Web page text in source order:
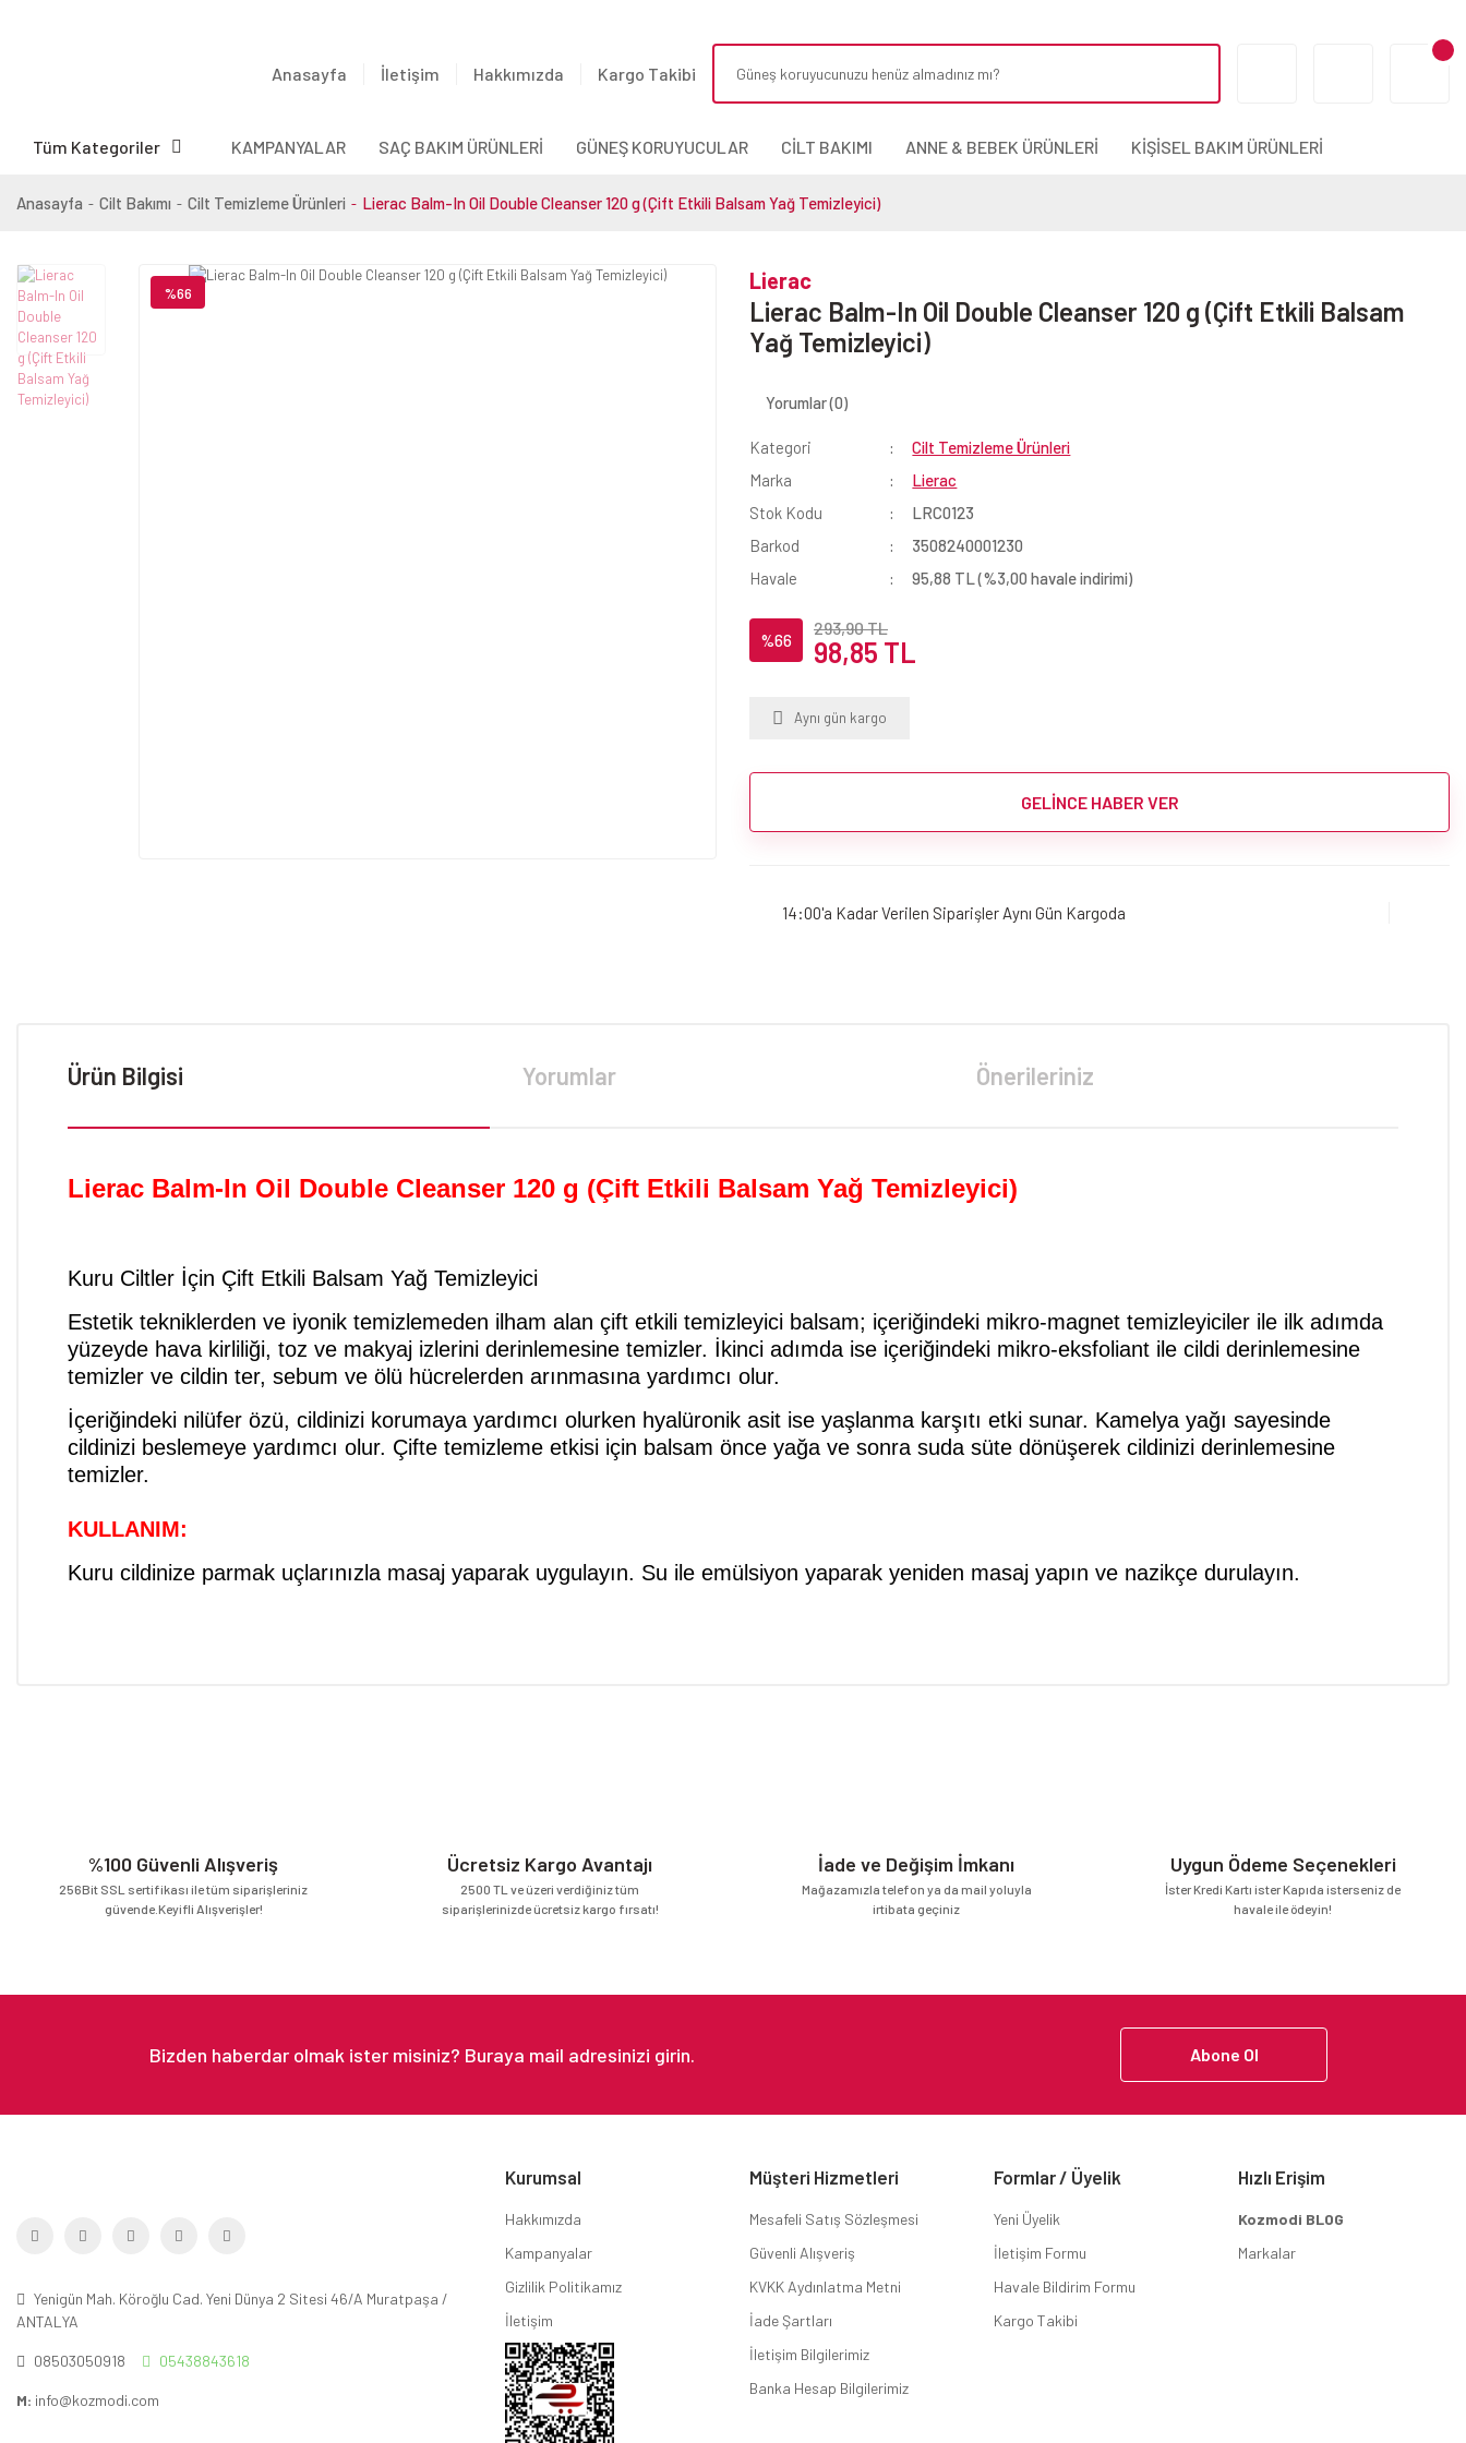
Anasayfa İletişim Hakkımızda Kargo Takibi
Tüm Kategoriler KAMPANYALAR SAÇ BAKIM ÜRÜNLERİ GÜNEŞ KORUYUCULAR CİLT BAKIMI ANNE & BEBEK ÜRÜNLERİ KİŞİSEL BAKIM ÜRÜNLERİ
Anasayfa Cilt Bakımı Cilt Temizleme Ürünleri Lierac Balm-In Oil Double Cleanser 120 g (Çift Etkili Balsam Yağ Temizleyici)
%66 Lierac
Lierac Balm-In Oil Double Cleanser 120 g (Çift Etkili Balsam
Yağ Temizleyici)
Yorumlar (0)
Kategori
Cilt Temizleme Ürünleri
Marka
Lierac
Stok Kodu
LRC0123
Barkod
3508240001230
Havale
95,88 TL (%3,00 havale indirimi)
%66
293,90 TL
98,85 TL
Aynı gün kargo
GELİNCE HABER VER
14:00'a Kadar Verilen Siparişler Aynı Gün Kargoda
Ürün Bilgisi Yorumlar Önerileriniz
Lierac Balm-In Oil Double Cleanser 120 g (Çift Etkili Balsam Yağ Temizleyici)
Kuru Ciltler İçin Çift Etkili Balsam Yağ Temizleyici
Estetik tekniklerden ve iyonik temizlemeden ilham alan çift etkili temizleyici balsam; içeriğindeki mikro-magnet temizleyiciler ile ilk adımda
yüzeyde hava kirliliği, toz ve makyaj izlerini derinlemesine temizler. İkinci adımda ise içeriğindeki mikro-eksfoliant ile cildi derinlemesine
temizler ve cildin ter, sebum ve ölü hücrelerden arınmasına yardımcı olur.
İçeriğindeki nilüfer özü, cildinizi korumaya yardımcı olurken hyalüronik asit ise yaşlanma karşıtı etki sunar. Kamelya yağı sayesinde
cildinizi beslemeye yardımcı olur. Çifte temizleme etkisi için balsam önce yağa ve sonra suda süte dönüşerek cildinizi derinlemesine
temizler.
KULLANIM:
Kuru cildinize parmak uçlarınızla masaj yaparak uygulayın. Su ile emülsiyon yaparak yeniden masaj yapın ve nazikçe durulayın.
Bu ürüne benzer farklı alternatifler olmalı.
%100 Güvenli Alışveriş
256Bit SSL sertifikası ile tüm siparişleriniz
güvende.Keyifli Alışverişler!
Ücretsiz Kargo Avantajı
2500 TL ve üzeri verdiğiniz tüm
siparişlerinizde ücretsiz kargo fırsatı!
İade ve Değişim İmkanı
Mağazamızla telefon ya da mail yoluyla
irtibata geçiniz
Uygun Ödeme Seçenekleri
İster Kredi Kartı ister Kapıda isterseniz de
havale ile ödeyin!
Abone Ol
Yenigün Mah. Köroğlu Cad. Yeni Dünya 2 Sitesi 46/A Muratpaşa /
ANTALYA
08503050918 05438843618
M: info@kozmodi.com
Kurumsal
Hakkımızda
Kampanyalar
Gizlilik Politikamız
İletişim
Müşteri Hizmetleri
Mesafeli Satış Sözleşmesi
Güvenli Alışveriş
KVKK Aydınlatma Metni
İade Şartları
İletişim Bilgilerimiz
Banka Hesap Bilgilerimiz
Formlar / Üyelik
Yeni Üyelik
İletişim Formu
Havale Bildirim Formu
Kargo Takibi
Hızlı Erişim
Kozmodi BLOG
Markalar